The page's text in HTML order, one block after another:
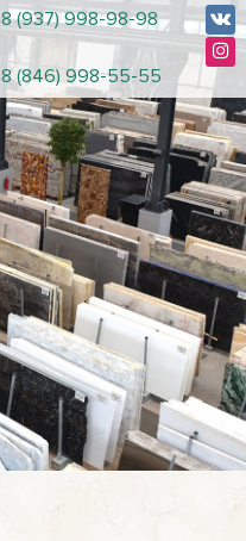
8 (937) 998-98-98
8 (846) 998-55-55